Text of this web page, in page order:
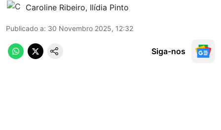
Caroline Ribeiro, Ilídia Pinto
Publicado a: 30 Novembro 2025, 12:32
Siga-nos